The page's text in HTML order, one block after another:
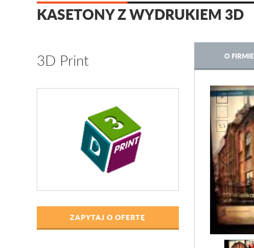
KASETONY Z WYDRUKIEM 3D
3D Print
ZAPYTAJ O OFERTĘ
O FIRMIE